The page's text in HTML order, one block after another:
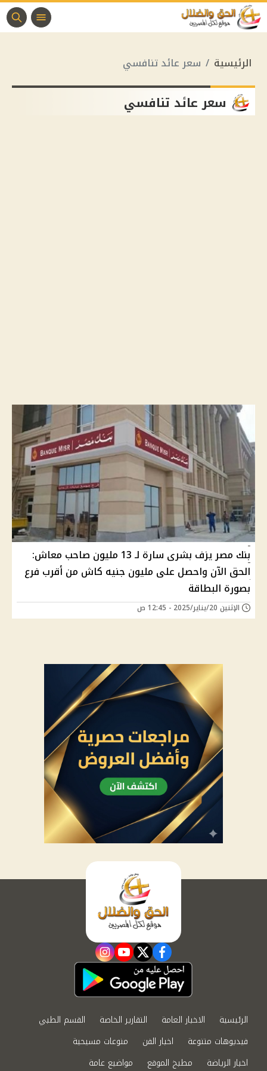
الرئيسية سعر عائد تنافسي
سعر عائد تنافسي
بنك مصر يزف بشرى سارة لـ 13 مليون صاحب معاش:
الحق الآن واحصل على مليون جنيه كاش من أقرب فرع
بصورة البطاقة
الإثنين 20/يناير/2025 - 12:45 ص
facebook
twitter
youtube
instagram
الرئيسية الاخبار العامة التقارير الخاصة
القسم الطبي
فيديوهات متنوعة
اخبار الفن
منوعات مسيحية
اخبار الرياضة
مطبخ الموقع مواضيع عامة